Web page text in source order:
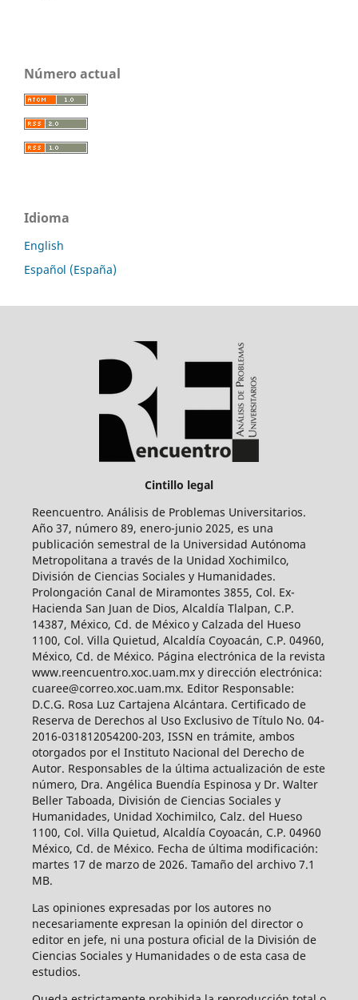
Número actual
Idioma
English
Español (España)
Cintillo legal
Reencuentro. Análisis de Problemas Universitarios.
Año 37, número 89, enero-junio 2025, es una
publicación semestral de la Universidad Autónoma
Metropolitana a través de la Unidad Xochimilco,
División de Ciencias Sociales y Humanidades.
Prolongación Canal de Miramontes 3855, Col. Ex-
Hacienda San Juan de Dios, Alcaldía Tlalpan, C.P.
14387, México, Cd. de México y Calzada del Hueso
1100, Col. Villa Quietud, Alcaldía Coyoacán, C.P. 04960,
México, Cd. de México. Página electrónica de la revista
www.reencuentro.xoc.uam.mx y dirección electrónica:
cuaree@correo.xoc.uam.mx. Editor Responsable:
D.C.G. Rosa Luz Cartajena Alcántara. Certificado de
Reserva de Derechos al Uso Exclusivo de Título No. 04-
2016-031812054200-203, ISSN en trámite, ambos
otorgados por el Instituto Nacional del Derecho de
Autor. Responsables de la última actualización de este
número, Dra. Angélica Buendía Espinosa y Dr. Walter
Beller Taboada, División de Ciencias Sociales y
Humanidades, Unidad Xochimilco, Calz. del Hueso
1100, Col. Villa Quietud, Alcaldía Coyoacán, C.P. 04960
México, Cd. de México. Fecha de última modificación:
martes 17 de marzo de 2026. Tamaño del archivo 7.1
MB.
Las opiniones expresadas por los autores no
necesariamente expresan la opinión del director o
editor en jefe, ni una postura oficial de la División de
Ciencias Sociales y Humanidades o de esta casa de
estudios.